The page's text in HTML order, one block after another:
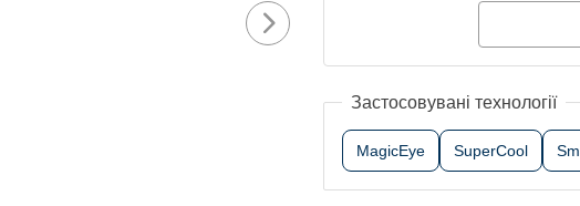
Застосовувані технології
MagicEye SuperCool